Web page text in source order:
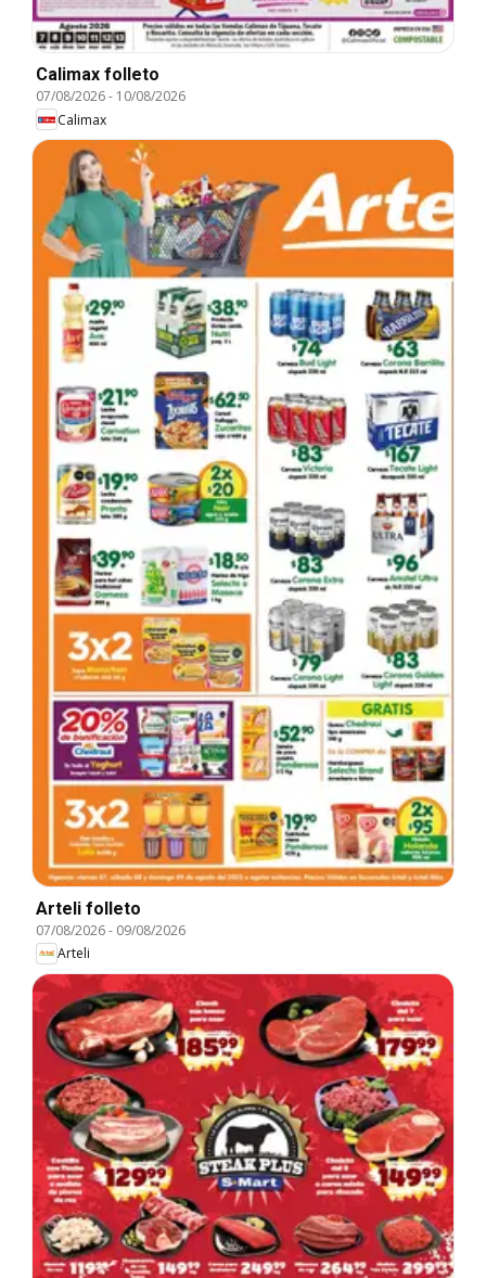
Calimax folleto
07/08/2026- 10/08/2026
Calimax
Arteli folleto
07/08/2026- 09/08/2026
Arteli